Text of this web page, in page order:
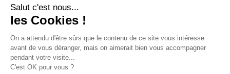
Protection des données
Photos, Vidéos & Catalogues
Salut c'est nous...
les Cookies !
On a attendu d'être sûrs que le contenu de ce site vous intéresse
avant de vous déranger, mais on aimerait bien vous accompagner
pendant votre visite...
C'est OK pour vous ?